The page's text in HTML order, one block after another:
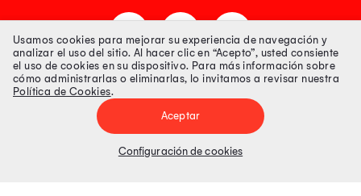
Tienda 100% Segura
Tiendas Peruanas S.A. R.U.C. Nº 20493020618. Todos los derechos
Precios disponibles solo en www.oechsle.pe. Precios online publicados
Usamos cookies para mejorar su experiencia de navegación y
analizar el uso del sitio. Al hacer clic en “Acepto”, usted consiente
el uso de cookies en su dispositivo. Para más información sobre
cómo administrarlas o eliminarlas, lo invitamos a revisar nuestra
Política de Cookies.
Aceptar
Configuración de cookies